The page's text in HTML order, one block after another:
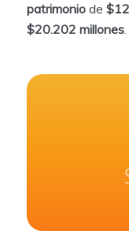
patrimoniode
$20.202 millones.